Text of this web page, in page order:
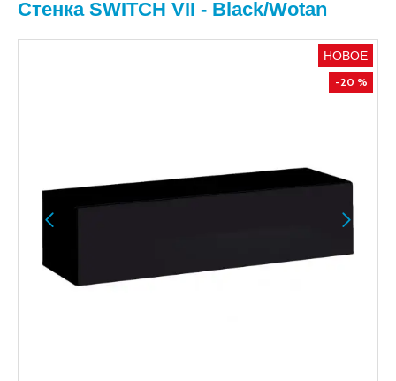
Стенка SWITCH VII - Black/Wotan
НОВОЕ
-20 %